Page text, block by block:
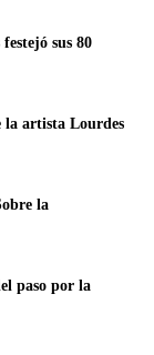
sus 80
la artista Lourdes
la
paso por la